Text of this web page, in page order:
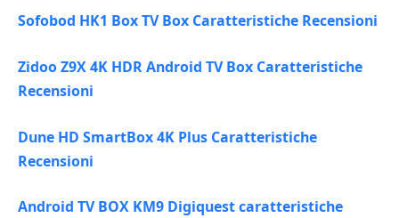
Sofobod HK1 Box TV Box Caratteristiche Recensioni
Zidoo Z9X 4K HDR Android TV Box Caratteristiche
Recensioni
Dune HD SmartBox 4K Plus Caratteristiche
Recensioni
Android TV BOX KM9 Digiquest caratteristiche